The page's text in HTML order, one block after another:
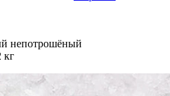
непотрошёный
кг